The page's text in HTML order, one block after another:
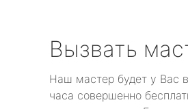
Вызвать
Наш мастер будет у Вас
часа совершенно